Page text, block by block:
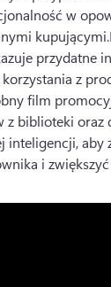
w
kupującymi.
przydatne
z
film
z biblioteki oraz
inteligencji, aby
i